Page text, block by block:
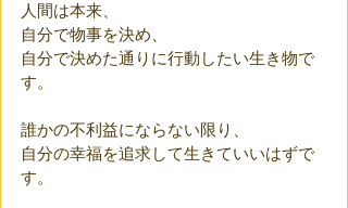
人間は本来、
自分で物事を決め、
自分で決めた通りに行動したい生き物で
す。
誰かの不利益にならない限り、
自分の幸福を追求して生きていいはずで
す。